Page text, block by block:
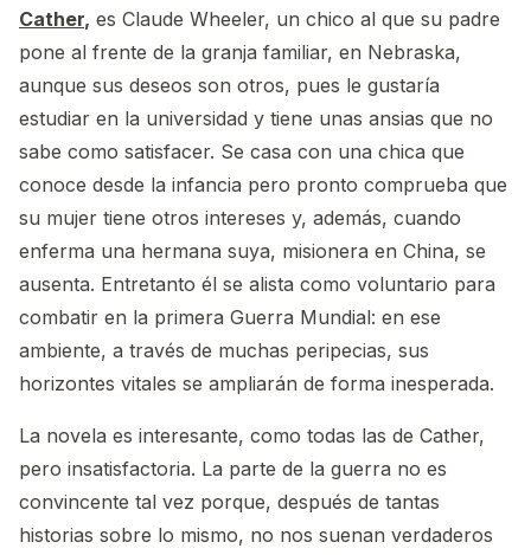
Cather, es Claude Wheeler, un chico al que su padre
pone al frente de la granja familiar, en Nebraska,
aunque sus deseos son otros, pues le gustaría
estudiar en la universidad y tiene unas ansias que no
sabe como satisfacer. Se casa con una chica que
conoce desde la infancia pero pronto comprueba que
su mujer tiene otros intereses y, además, cuando
enferma una hermana suya, misionera en China, se
ausenta. Entretanto él se alista como voluntario para
combatir en la primera Guerra Mundial: en ese
ambiente, a través de muchas peripecias, sus
horizontes vitales se ampliarán de forma inesperada.
La novela es interesante, como todas las de Cather,
pero insatisfactoria. La parte de la guerra no es
convincente tal vez porque, después de tantas
historias sobre lo mismo, no nos suenan verdaderos